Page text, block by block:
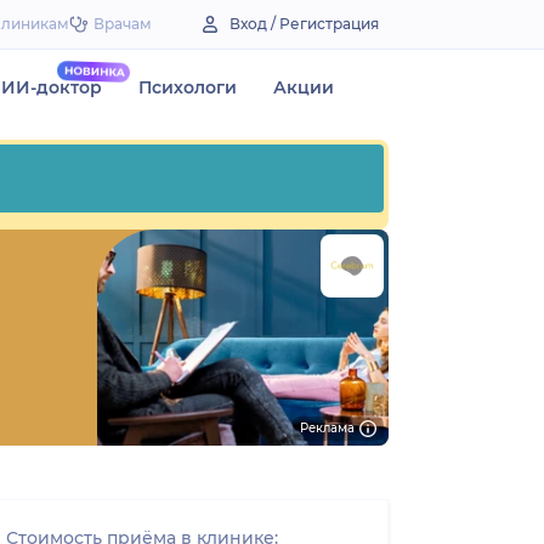
Врачам Вход / Регистрация
ИИ-доктор Психологи Акции
Стоимость приёма в клинике:
Реклама